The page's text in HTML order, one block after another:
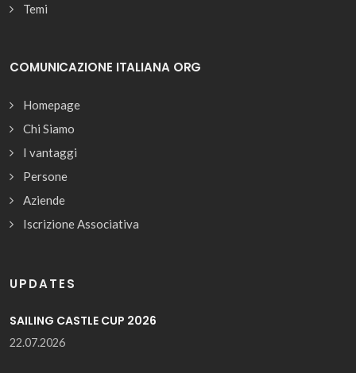
Temi
COMUNICAZIONE ITALIANA ORG
Homepage
Chi Siamo
I vantaggi
Persone
Aziende
Iscrizione Associativa
UPDATES
SAILING CASTLE CUP 2026
22.07.2026